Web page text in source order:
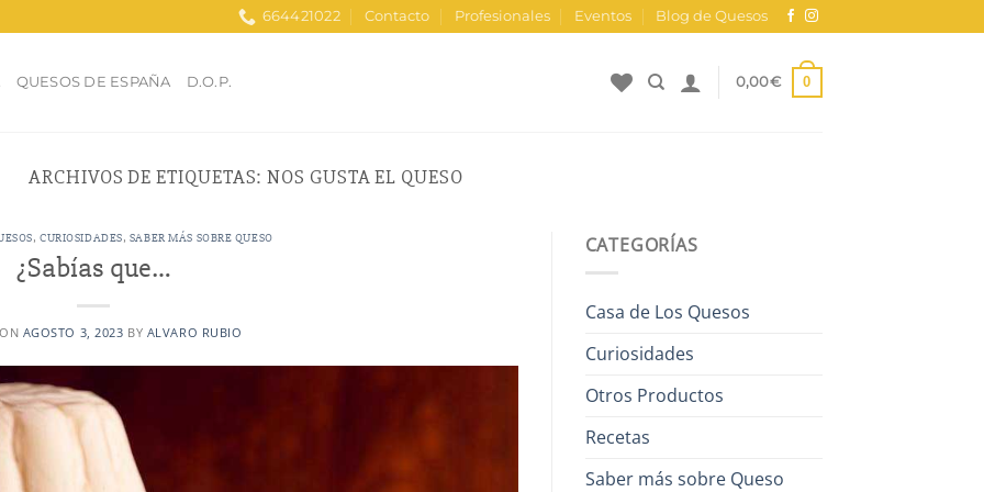
664421022 Contacto Profesionales Eventos Blog de Quesos
QUESOS DE ESPAÑA D.O.P. 0,00€ 0
ARCHIVOS DE ETIQUETAS:NOS GUSTA EL QUESO
,CURIOSIDADES, SABER MÁS SOBRE QUESO
¿Sabías que…
AGOSTO 3, 2023 BY ALVARO RUBIO
CATEGORÍAS
Casa de Los Quesos
Curiosidades
Otros Productos
Recetas
Saber más sobre Queso